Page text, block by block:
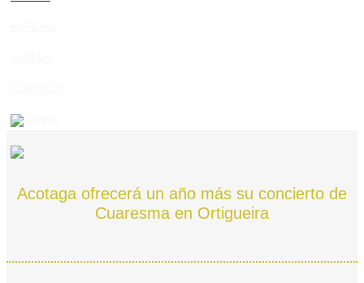
Acotaga ofrecerá un año más su concierto de
Cuaresma en Ortigueira